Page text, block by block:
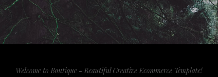
Welcome to Boutique - Beautiful Creative Ecommerce Template!